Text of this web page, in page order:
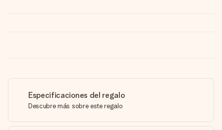
Especificaciones del regalo
Descubre más sobre este regalo